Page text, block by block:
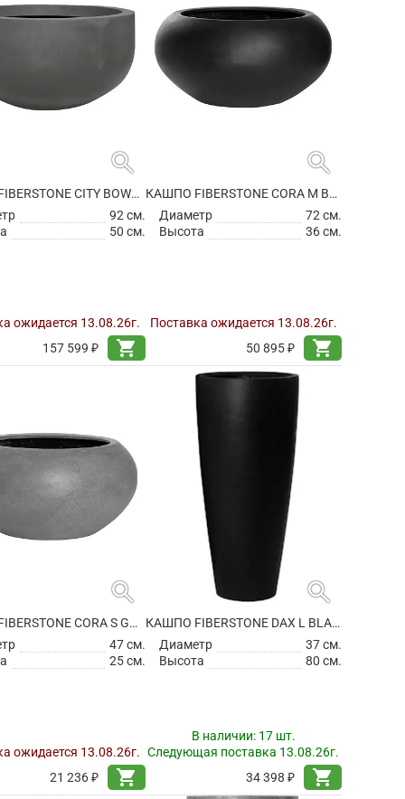
search
КАШПО FIBERSTONE CITY BOWL S GREY
92 см.
50 см.
ожидается 13.08.26г.
157 599 ₽
shopping_cart
search
КАШПО FIBERSTONE CORA M BLACK
Диаметр
72 см.
Высота
36 см.
Поставка ожидается 13.08.26г.
50 895 ₽
shopping_cart
search
КАШПО FIBERSTONE CORA S GREY
47 см.
25 см.
ожидается 13.08.26г.
21 236 ₽
shopping_cart
search
КАШПО FIBERSTONE DAX L BLACK
Диаметр
37 см.
Высота
80 см.
В наличии: 17 шт.
Следующая поставка 13.08.26г.
34 398 ₽
shopping_cart